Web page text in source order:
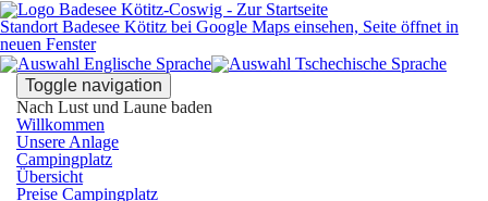
Standort Badesee Kötitz bei Google Maps einsehen, Seite öffnet in
neuen Fenster
Toggle navigation
Nach Lust und Laune baden
Willkommen
Unsere Anlage
Campingplatz
Übersicht
Preise Campingplatz